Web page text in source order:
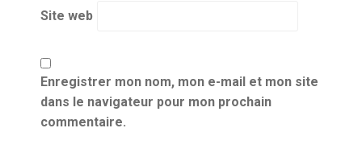
Site web
Enregistrer mon nom, mon e-mail et mon site
dans le navigateur pour mon prochain
commentaire.